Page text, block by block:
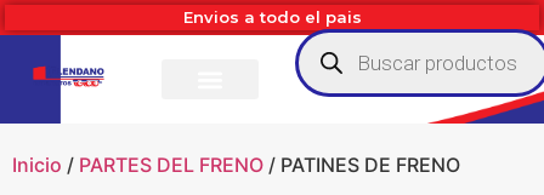
Envios a todo el pais
Inicio / PARTES DEL FRENO / PATINES DE FRENO